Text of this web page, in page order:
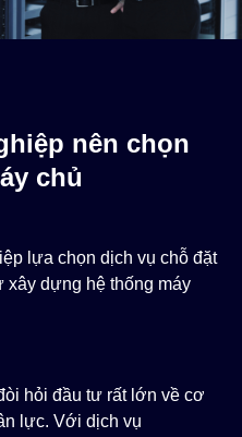
nên chọn
chủ
lựa chọn dịch vụ chỗ đặt
xây dựng hệ thống máy
hỏi đầu tư rất lớn về cơ
lực. Với dịch vụ